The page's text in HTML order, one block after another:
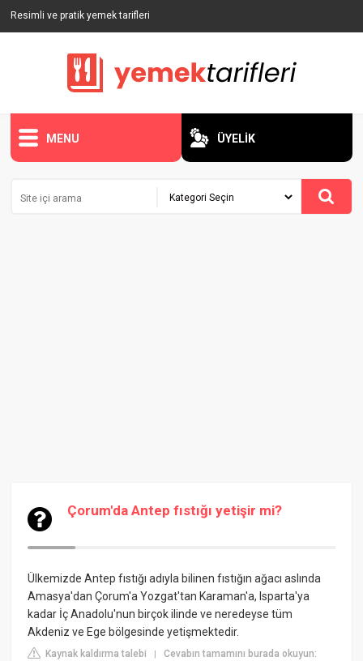
Resimli ve pratik yemek tarifleri
MENU ÜYELİK
Çorum'da Antep fıstığı yetişir mi?
Ülkemizde Antep fıstığı adıyla bilinen fıstığın ağacı aslında
Amasya'dan Çorum'a Yozgat'tan Karaman'a, Isparta'ya
kadar İç Anadolu'nun birçok ilinde ve neredeyse tüm
Akdeniz ve Ege bölgesinde yetişmektedir.
Kaynak kaldırma talebi |Cevabın tamamını burada okuyun: